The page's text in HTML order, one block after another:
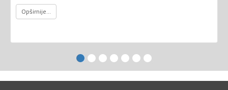
Opširnije...